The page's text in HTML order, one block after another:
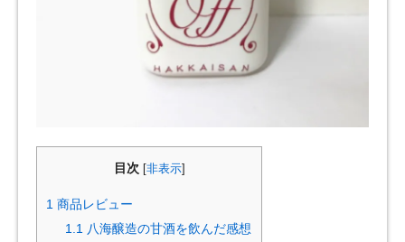
目次 非表示]
1 商品レビュー
1.1 八海醸造の甘酒を飲んだ感想